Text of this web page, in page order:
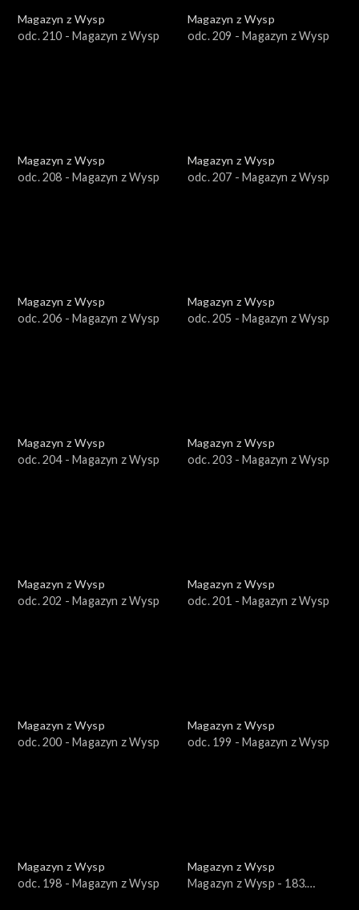
Magazyn z Wysp
odc. 210 - Magazyn z Wysp
Magazyn z Wysp
odc. 209 - Magazyn z Wysp
Magazyn z Wysp
odc. 208 - Magazyn z Wysp
Magazyn z Wysp
odc. 207 - Magazyn z Wysp
Magazyn z Wysp
odc. 206 - Magazyn z Wysp
Magazyn z Wysp
odc. 205 - Magazyn z Wysp
Magazyn z Wysp
odc. 204 - Magazyn z Wysp
Magazyn z Wysp
odc. 203 - Magazyn z Wysp
Magazyn z Wysp
odc. 202 - Magazyn z Wysp
Magazyn z Wysp
odc. 201 - Magazyn z Wysp
Magazyn z Wysp
odc. 200 - Magazyn z Wysp
Magazyn z Wysp
odc. 199 - Magazyn z Wysp
Magazyn z Wysp
odc. 198 - Magazyn z Wysp
Magazyn z Wysp
Magazyn z Wysp - 183.